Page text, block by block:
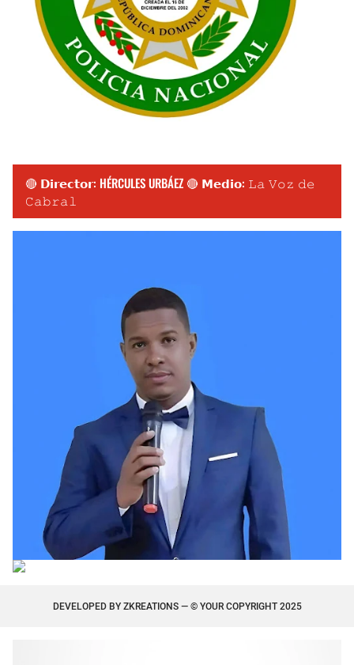
🔴 𝗗𝗶𝗿𝗲𝗰𝘁𝗼𝗿: HÉRCULES URBÁEZ 🔴 𝗠𝗲𝗱𝗶𝗼: 𝙻𝚊 𝚅𝚘𝚣 𝚍𝚎
𝙲𝚊𝚋𝚛𝚊𝚕
DEVELOPED BY ZKREATIONS— © YOUR COPYRIGHT 2025